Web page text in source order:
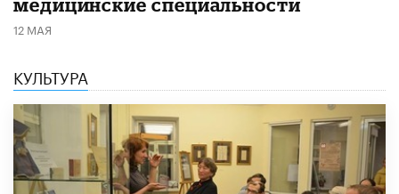
медицинские специальности
12 МАЯ
КУЛЬТУРА